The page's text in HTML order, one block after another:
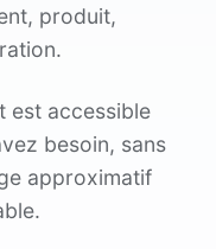
produit,
est accessible
besoin, sans
approximatif